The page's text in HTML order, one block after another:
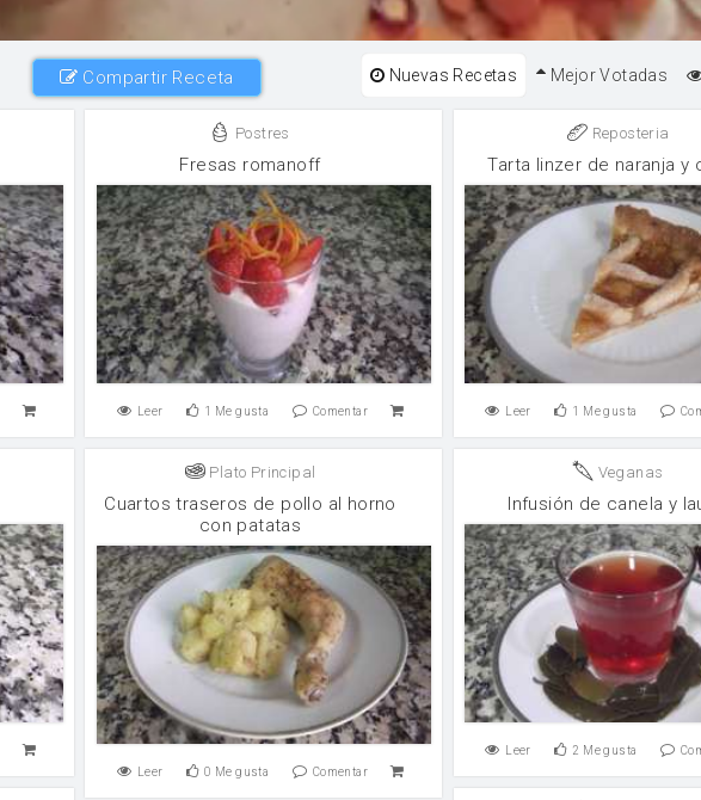
Compartir Receta Nuevas Recetas Mejor Votadas
Postres
Fresas romanoff
Leer 1 Me gusta Comentar
Reposteria
Tarta linzer de naranja y
Leer 1 Me gusta
Plato Principal
Cuartos traseros de pollo al horno
con patatas
Leer 0 Me gusta Comentar
Veganas
Infusión de canela y
Leer 2 Me gusta